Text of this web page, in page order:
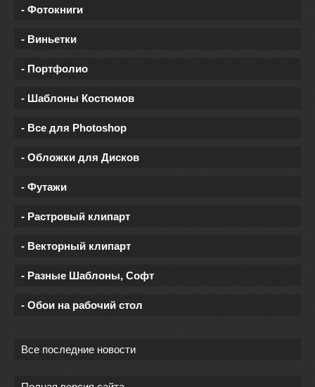
- Фотокниги
- Виньетки
- Портфолио
- Шаблоны Костюмов
- Все для Photoshop
- Обложки для Дисков
- Футажи
- Растровый клипарт
- Векторный клипарт
- Разные Шаблоны, Софт
- Обои на рабочий стол
Все последние новости